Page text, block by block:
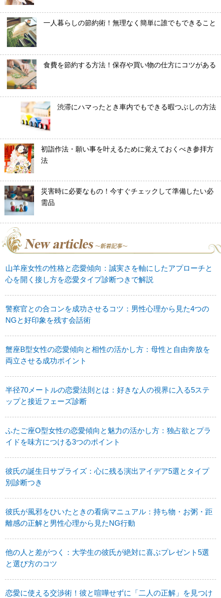
一人暮らしの節約術！無理なく簡単に誰でもできること
食費を節約する方法！保存や買い物の仕方にコツがある
渋滞にハマったとき車内でもできる暇つぶしの方法
初詣作法・願い事を叶えるために覚えておくべき参拝方
法
災害時に必要なもの！今すぐチェックして準備したい必
需品
山羊座女性の性格と恋愛傾向：誠実さを軸にしたアプローチと
心を開く接し方を恋愛タイプ診断つきで解説
警察官との合コンを成功させるコツ：男性心理から見た4つの
NGと好印象を残す会話術
蟹座B型女性の恋愛傾向と相性の活かし方：母性と自由奔放を
両立させる成功ポイント
半径70メートルの恋愛法則とは：好きな人の視界に入る5ステ
ップと接近フェーズ診断
ふたご座O型女性の恋愛傾向と魅力の活かし方：独占欲とプラ
イドを味方につける3つのポイント
彼氏の誕生日サプライズ：心に残る演出アイデア5選とタイプ
別診断つき
彼氏が風邪をひいたときの看病マニュアル：持ち物・お粥・距
離感の正解と男性心理から見たNG行動
他の人と差がつく：大学生の彼氏が絶対に喜ぶプレゼント5選
と選び方のコツ
恋愛に使える交渉術！彼と喧嘩せずに「二人の正解」を見つけ